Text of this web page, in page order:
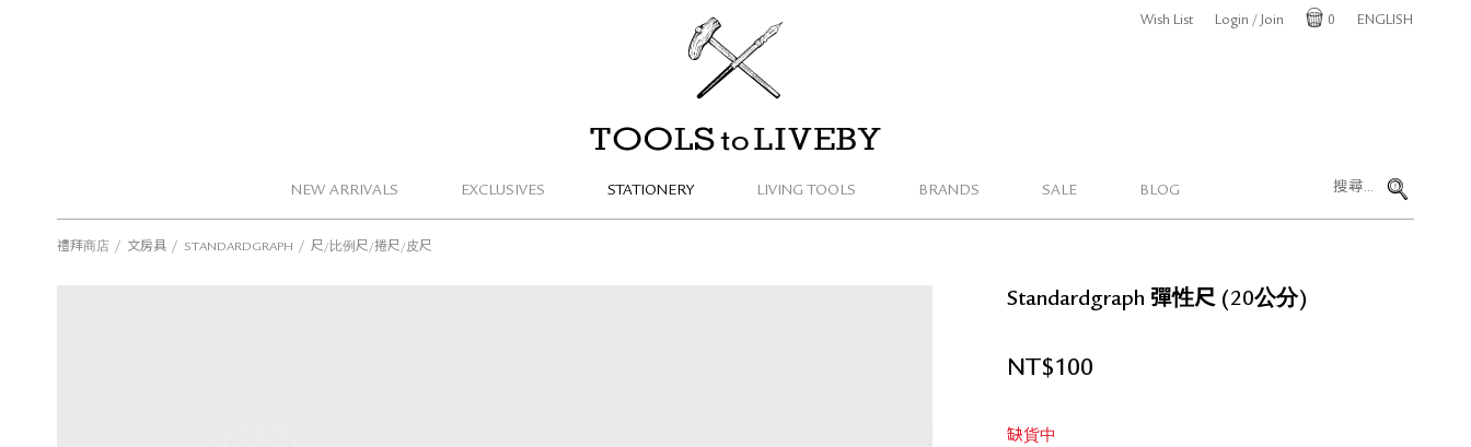
NEW ARRIVALS EXCLUSIVES STATIONERY LIVING TOOLS BRANDS SALE BLOG
Wish List
Login / Join
0 ENGLISH
禮拜商店 / 文房具 / STANDARDGRAPH / 尺/比例尺/捲尺/皮尺
Standardgraph 彈性尺 (20公分)
NT$100
缺貨中